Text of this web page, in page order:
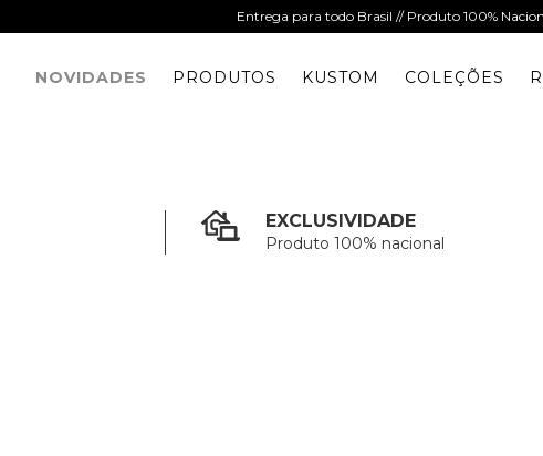
Entrega para todo Brasil // Produto 100%
NOVIDADES PRODUTOS KUSTOM COLEÇÕES
EXCLUSIVIDADE
Produto 100% nacional